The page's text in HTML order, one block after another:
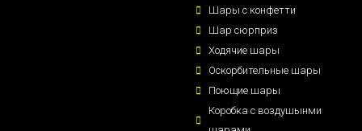
Шары с конфетти
Шар сюрприз
Ходячие шары
Оскорбительные шары
Поющие шары
Коробка с воздушынми